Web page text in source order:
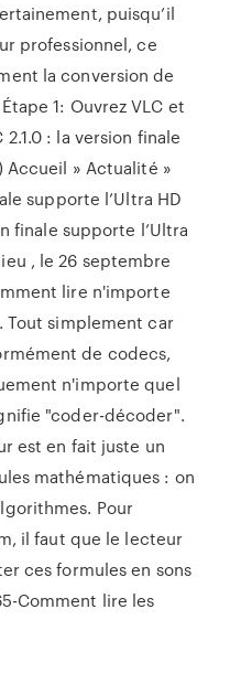
puisqu’il
professionnel, ce
la conversion de
1: Ouvrez VLC et
: la version finale
Accueil » Actualité »
supporte l’Ultra HD
finale supporte l’Ultra
, le 26 septembre
lire n'importe
Tout simplement car
de codecs,
n'importe quel
"coder-décoder".
est en fait juste un
mathématiques : on
Pour
il faut que le lecteur
ces formules en sons
Comment lire les